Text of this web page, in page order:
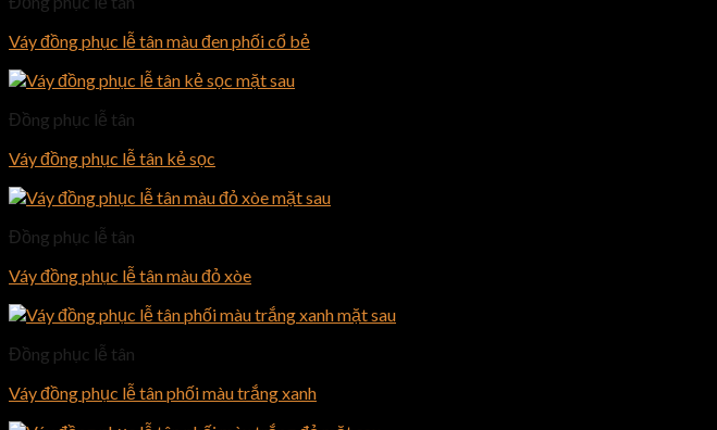
Váy đồng phục lễ tân màu đen phối cổ bẻ
Đồng phục lễ tân
Váy đồng phục lễ tân kẻ sọc
Đồng phục lễ tân
Váy đồng phục lễ tân màu đỏ xòe
Đồng phục lễ tân
Váy đồng phục lễ tân phối màu trắng xanh